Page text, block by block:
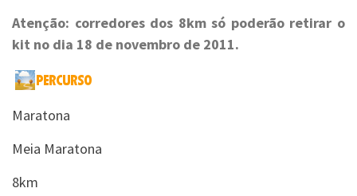
Atenção: corredores dos 8km só poderão retirar o
kit no dia 18 de novembro de 2011.
Maratona
Meia Maratona
8km